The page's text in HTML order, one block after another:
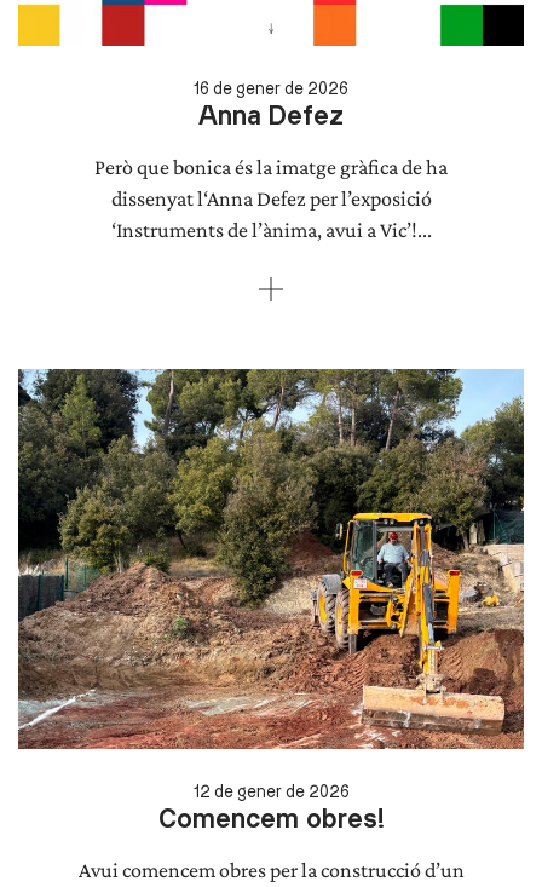
16 de gener de 2026
Anna Defez
Però que bonica és la imatge gràfica de ha
dissenyat l‘Anna Defez per l’exposició
‘Instruments de l’ànima, avui a Vic’!...
12 de gener de 2026
Comencem obres!
Avui comencem obres per la construcció d’un